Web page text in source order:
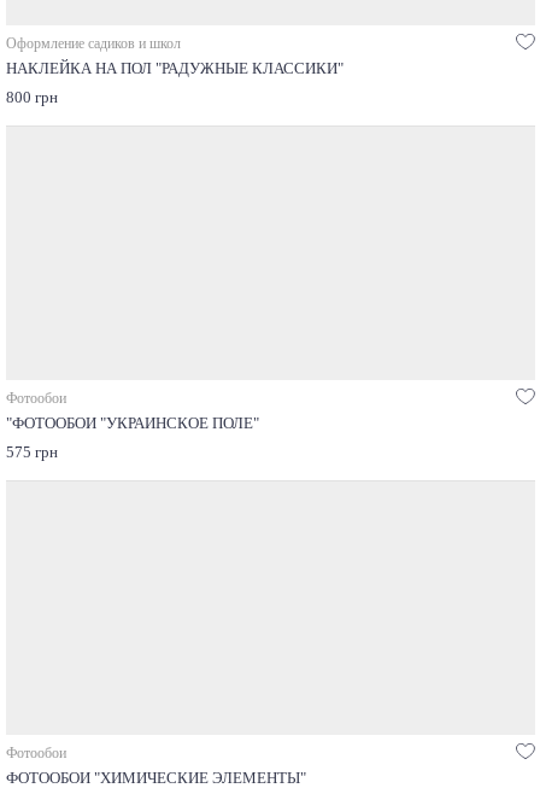
Оформление садиков и школ
НАКЛЕЙКА НА ПОЛ "РАДУЖНЫЕ КЛАССИКИ"
800 грн
Фотообои
"ФОТООБОИ "УКРАИНСКОЕ ПОЛЕ"
575 грн
Фотообои
ФОТООБОИ "ХИМИЧЕСКИЕ ЭЛЕМЕНТЫ"